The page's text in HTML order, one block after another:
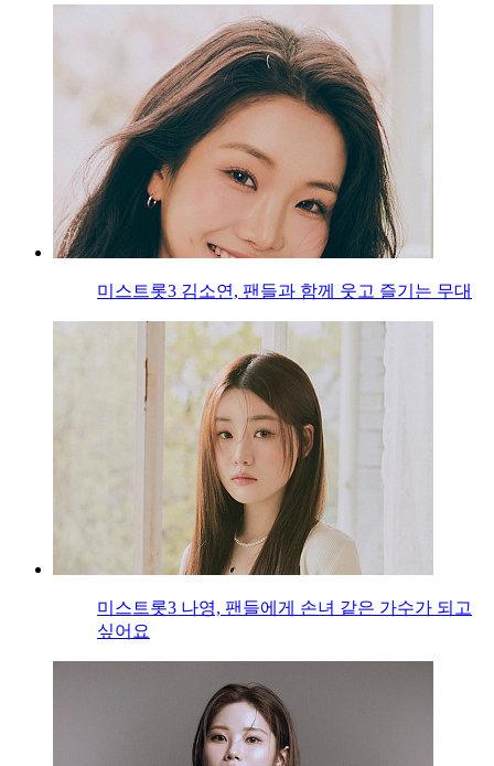
미스트롯3 김소연, 팬들과 함께 웃고 즐기는 무대
미스트롯3 나영, 팬들에게 손녀 같은 가수가 되고
싶어요